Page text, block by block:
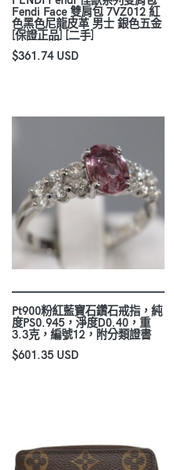
Fendi Face 雙肩包 7VZ012 紅
色黑色尼龍皮革 男士 銀色五金
[保證正品] [二手]
$361.74 USD
Pt900粉紅藍寶石鑽石戒指，純
度PS0.945，淨度D0.40，重
3.3克，編號12，附分類證書
$601.35 USD